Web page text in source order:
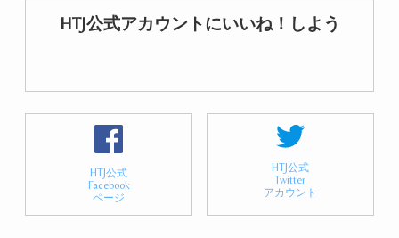
HTJ公式アカウントにいいね！しよう
HTJ公式
Facebook
ページ
HTJ公式
Twitter
アカウント